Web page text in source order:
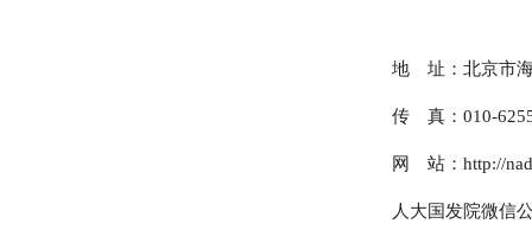
地 址：北京市海
传 真：010-
网 站：http://
人大国发院微信